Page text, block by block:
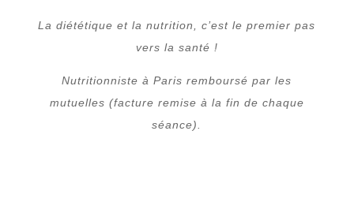
La diététique et la nutrition, c’est le premier pas
vers la santé !
Nutritionniste à Paris remboursé par les
mutuelles (facture remise à la fin de chaque
séance).